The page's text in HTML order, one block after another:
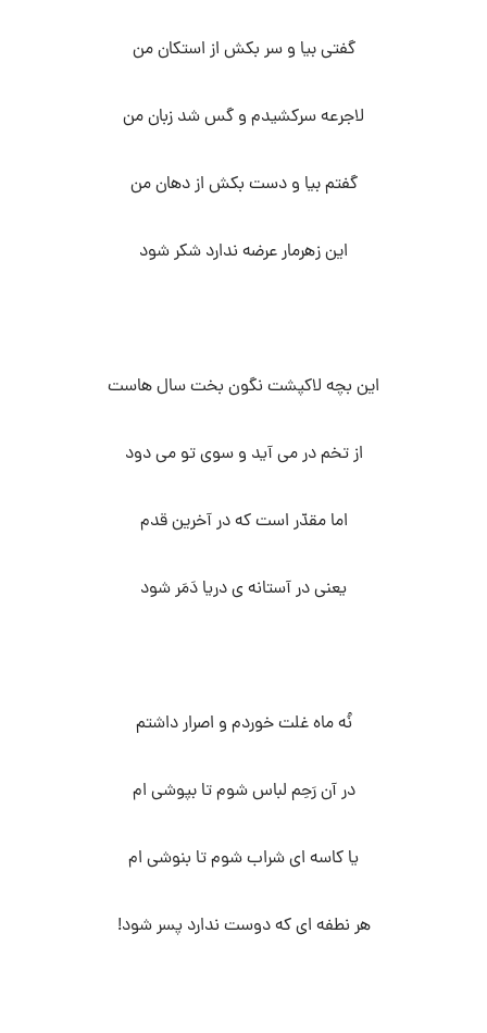
گفتی بیا و سر بکش از استکان من
لاجرعه سرکشیدم و گس شد زبان من
گفتم بیا و دست بکش از دهان من
این زهرمار عرضه ندارد شکر شود
این بچه لاکپشت نگون بخت سال هاست
از تخم در می آید و سوی تو می دود
اما مقدّر است که در آخرین قدم
یعنی در آستانه ی دریا دَمَر شود
نُه ماه غلت خوردم و اصرار داشتم
در آن رَحِم لباس شوم تا بپوشی ام
یا کاسه ای شراب شوم تا بنوشی ام
هر نطفه ای که دوست ندارد پسر شود!